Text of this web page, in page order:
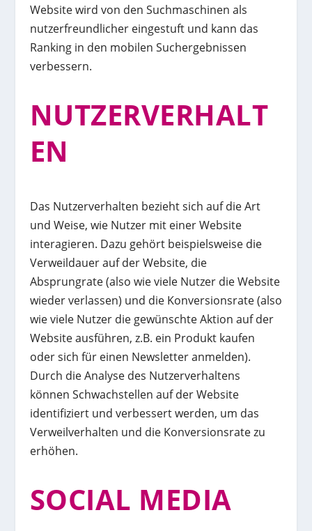
Website wird von den Suchmaschinen als
nutzerfreundlicher eingestuft und kann das
Ranking in den mobilen Suchergebnissen
verbessern.
NUTZERVERHALT
EN
Das Nutzerverhalten bezieht sich auf die Art
und Weise, wie Nutzer mit einer Website
interagieren. Dazu gehört beispielsweise die
Verweildauer auf der Website, die
Absprungrate (also wie viele Nutzer die Website
wieder verlassen) und die Konversionsrate (also
wie viele Nutzer die gewünschte Aktion auf der
Website ausführen, z.B. ein Produkt kaufen
oder sich für einen Newsletter anmelden).
Durch die Analyse des Nutzerverhaltens
können Schwachstellen auf der Website
identifiziert und verbessert werden, um das
Verweilverhalten und die Konversionsrate zu
erhöhen.
SOCIAL MEDIA